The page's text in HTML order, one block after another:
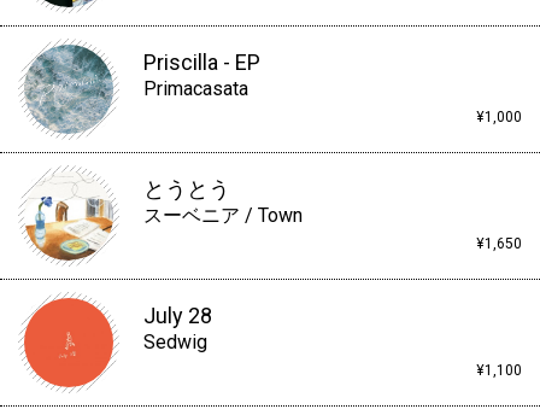
Priscilla - EP
Primacasata
¥1,000
とうとう
スーベニア / Town
¥1,650
July 28
Sedwig
¥1,100